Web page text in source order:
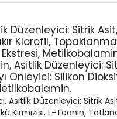
Düzenleyici: Sitrik Asit,
Klorofil,
Ekstresi,
Asitlik Düzenleyici:
Önleyici: Silikon
Düzenleyici: Sitrik
Kırmızısı, L-Teanin,